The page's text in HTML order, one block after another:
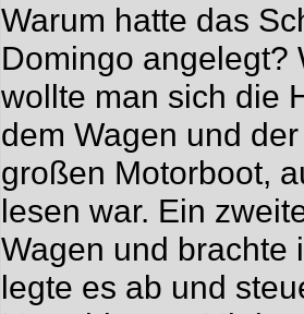
Warum hatte das
Domingo angelegt?
wollte man sich die
dem Wagen und
großen Motorboot,
lesen war. Ein
Wagen und brachte
legte es ab und